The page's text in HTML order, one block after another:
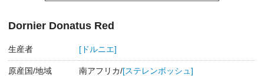
Dornier Donatus Red
生産者 [ドルニエ]
原産国/地域 南アフリカ/[ステレンボッシュ]